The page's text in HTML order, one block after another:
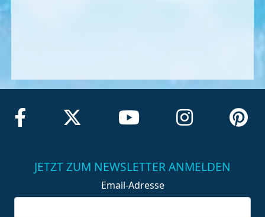
JETZT ZUM NEWSLETTER ANMELDEN
Email-Adresse